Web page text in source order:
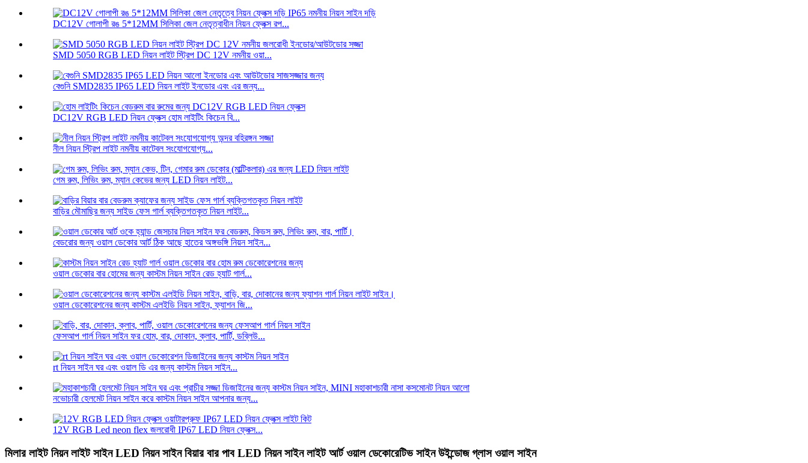
DC12V গোলাপী রঙ 5*12MM সিলিকা জেল নেতৃত্বাধীন নিয়ন ফ্লেক্স রপ...
SMD 5050 RGB LED নিয়ন লাইট স্ট্রিপ DC 12V নমনীয় ওয়া...
বেগুনি SMD2835 IP65 LED নিয়ন লাইট ইনডোর এবং এর জন্য...
DC12V RGB LED নিয়ন ফ্লেক্স হোম লাইটিং কিচেন বি...
নীল নিয়ন স্ট্রিপ লাইট নমনীয় কাটেবল সংযোগযোগ্য...
গেম রুম, লিভিং রুম, ম্যান কেভের জন্য LED নিয়ন লাইট...
বাড়ির মৌমাছির জন্য সাইড ফেস গার্ল ব্যক্তিগতকৃত নিয়ন লাইট...
বেডরোর জন্য ওয়াল ডেকোর আর্ট ঠিক আছে হাতের অঙ্গভঙ্গি নিয়ন সাইন...
ওয়াল ডেকোর বার হোমের জন্য কাস্টম নিয়ন সাইন রেড হ্যাট গার্ল...
ওয়াল ডেকোরেশনের জন্য কাস্টম এলইডি নিয়ন সাইন, ফ্যাশন জি...
ফেসআপ গার্ল নিয়ন সাইন ফর হোম, বার, দোকান, ক্লাব, পার্টি, ডব্লিউ...
rt নিয়ন সাইন ঘর এবং ওয়াল ডি এর জন্য কাস্টম নিয়ন সাইন...
নভোচারী হেলমেট নিয়ন সাইন করে কাস্টম নিয়ন সাইন আপনার জন্য...
12V RGB Led neon flex জলরোধী IP67 LED নিয়ন ফ্লেক্স...
মিলার লাইট নিয়ন লাইট সাইন LED নিয়ন সাইন বিয়ার বার পাব LED নিয়ন সাইন লাইট আর্ট ওয়াল ডেকোরেটিভ সাইন উইন্ডোজ গ্লাস ওয়াল সাইন